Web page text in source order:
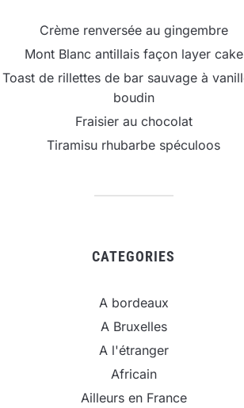
Crème renversée au gingembre
Mont Blanc antillais façon layer cake
Toast de rillettes de bar sauvage à
boudin
Fraisier au chocolat
Tiramisu rhubarbe spéculoos
CATEGORIES
A bordeaux
A Bruxelles
A l'étranger
Africain
Ailleurs en France